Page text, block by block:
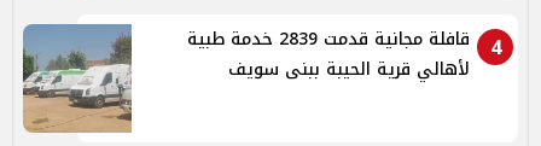
4
قافلة مجانية قدمت 2839 خدمة طبية
لأهالي قرية الحيبة ببنى سويف